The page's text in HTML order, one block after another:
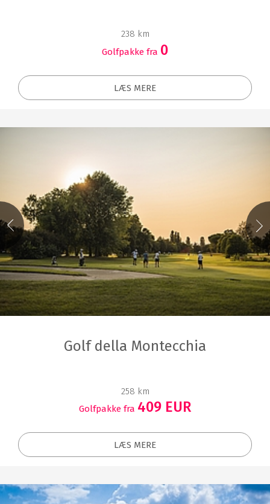
238 km
Golfpakke fra 0
LÆS MERE
Golf della Montecchia
258 km
Golfpakke fra 409 EUR
LÆS MERE